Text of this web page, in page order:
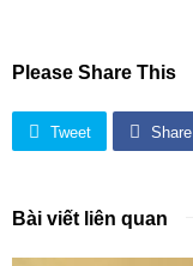
Please Share This
Tweet Share
Bài viết liên quan